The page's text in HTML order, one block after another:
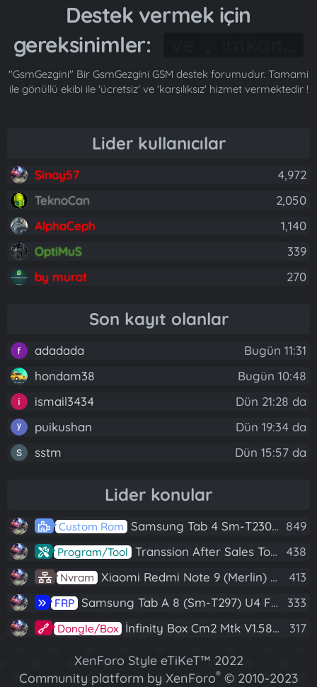
Destek vermek için
gereksinimler:
"GsmGezgini" Bir GsmGezgini GSM destek forumudur. Tamami
ile gönüllü ekibi ile 'ücretsiz' ve 'karşılıksız' hizmet vermektedir !
Lider kullanıcılar
Sinay57
4,972
TeknoCan
2,050
AlphaCeph
1,140
OptiMuS
339
by murat
270
Son kayıt olanlar
adadada
Bugün 11:31
hondam38
Bugün 10:48
ismail3434
Dün 21:28 da
puikushan
Dün 19:34 da
sstm
Dün 15:57 da
Lider konular
Custom Rom Samsung Tab 4 Sm-T230 Android 7.1 Stabil Eba Destekli Yazılım 849
Program/Tool Transsion After Sales Tool V1.5.1 Full (Tüm Mtk Işlemcili Cihazları Meta Moda Alma) 438
Nvram Xiaomi Redmi Note 9 (Merlin) Nvram Yedeği Fix Nv By Dft Pro 413
FRP Samsung Tab A 8 (Sm-T297) U4 Frp Reset 333
Dongle/Box İnfinity Box Cm2 Mtk V1.58 Full Kurulum+Crack 317
XenForo Style eTiKeT™ 2022
Community platform by XenForo® © 2010-2023